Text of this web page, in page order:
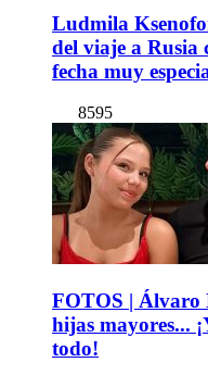
Ludmila
del viaje a Rusia
fecha muy
8595
FOTOS | Álvaro
hijas mayores...
todo!